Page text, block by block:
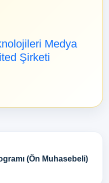
Medya
Şirketi
(Ön Muhasebeli)